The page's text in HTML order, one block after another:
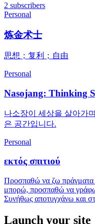
2 subscribers
Personal
炼金术士
思想；复利；自由
Personal
Nasojang: Thinking
나소장이 세상을 살아가
은 공간입니다.
Personal
εκτός σπιτιού
Προσπαθώ να ζω πράγματα
μπορώ, προσπαθώ να γράφω
Συνήθως αποτυγχάνω και
Launch your site